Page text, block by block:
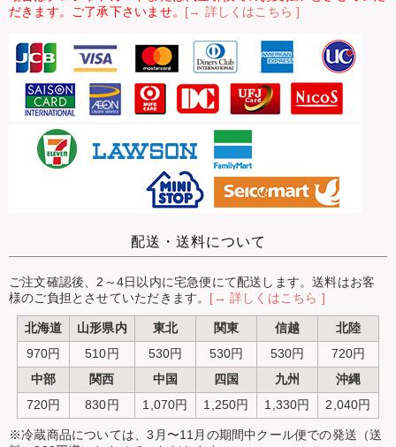
だきます。ご了承下さいませ。 [→ 詳しくはこちら ]
配送・送料について
ご注文確認後、2～4日以内に宅急便にて配送します。送料はお客
様のご負担とさせていただきます。 [→ 詳しくはこちら ]
北海道 山形県内 東北 関東 信越
北陸
970円
510円 530円 530円 530円
720円
中部
関西 中国 四国 九州
沖縄
720円
830円 1,070円 1,250円 1,330円 2,040円
※冷蔵商品については、3月〜11月の期間中クール便での発送（送